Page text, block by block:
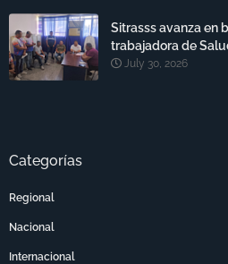
Sitrasss avanza en
trabajadora de
July 30, 2026
Categorías
Regional
Nacional
Internacional